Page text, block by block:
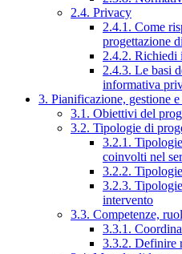
2.4. Privacy
2.4.1. Come
progettazione
2.4.2. Richiedi
2.4.3. Le basi
informativa
3. Pianificazione, gestione e
3.1. Obiettivi del
3.2. Tipologie di
3.2.1.
coinvolti nel
3.2.2.
3.2.3.
intervento
3.3. Competenze,
3.3.1.
3.3.2. Definire